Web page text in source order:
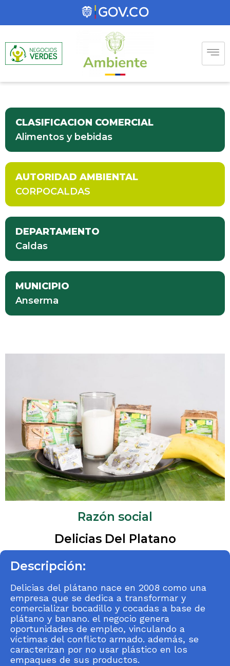
CLASIFICACION COMERCIAL
Alimentos y bebidas
AUTORIDAD AMBIENTAL
CORPOCALDAS
DEPARTAMENTO
Caldas
MUNICIPIO
Anserma
Razón social
Delicias Del Platano
Descripción:
Delicias del plátano nace en 2008 como una
empresa que se dedica a transformar y
comercializar bocadillo y cocadas a base de
plátano y banano. el negocio genera
oportunidades de empleo, vinculando a
víctimas del conflicto armado. además, se
caracterizan por no usar plástico en los
empaques de sus productos.